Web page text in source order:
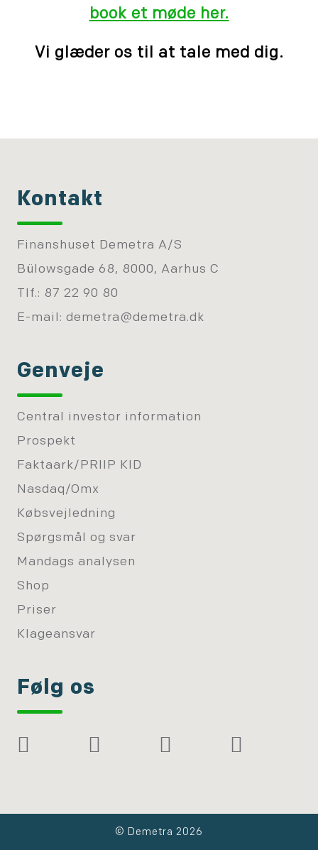
book et møde her.
Vi glæder os til at tale med dig.
Kontakt
Finanshuset Demetra A/S
Bülowsgade 68, 8000, Aarhus C
Tlf.: 87 22 90 80
E-mail: demetra@demetra.dk
Genveje
Central investor information
Prospekt
Faktaark/PRIIP KID
Nasdaq/Omx
Købsvejledning
Spørgsmål og svar
Mandags analysen
Shop
Priser
Klageansvar
Følg os
© Demetra 2026